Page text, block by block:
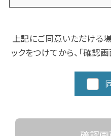
数の場合、次回開
はお早めにお願い
り開講しない場合
ください。
4.クラスにより日
場合がございます
加カリキュラム、
なる場合がありま
上記にご同意いただける場
ックをつけてから、「確認